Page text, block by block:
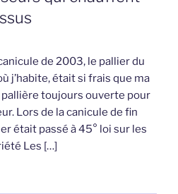
de 2003, le pallier du
j’habite, était si frais que ma
toujours ouverte pour
Lors de la canicule de fin
était passé à 45° loi sur les
Les […]